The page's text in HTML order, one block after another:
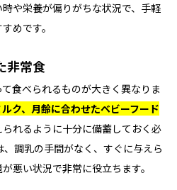
や栄養が偏りがちな状況で、手軽
めです。
非常食
食べられるものが大きく異なりま
ク、月齢に合わせたベビーフード
れるように十分に備蓄しておく必
調乳の手間がなく、すぐに与えら
悪い状況で非常に役立ちます。